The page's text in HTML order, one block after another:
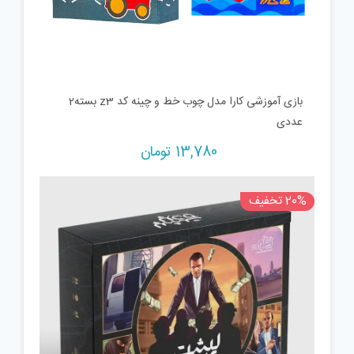
بازی آموزشی کارا مدل چوب خط و چینه کد z3 بسته2
عددی
13,780 تومان
20% تخفیف